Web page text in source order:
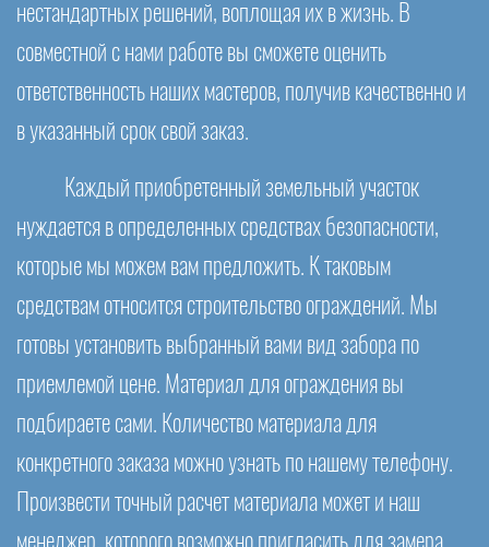
нестандартных решений, воплощая их в жизнь. В
совместной с нами работе вы сможете оценить
ответственность наших мастеров, получив качественно и
в указанный срок свой заказ.
Каждый приобретенный земельный участок
нуждается в определенных средствах безопасности,
которые мы можем вам предложить. К таковым
средствам относится строительство ограждений. Мы
готовы установить выбранный вами вид забора по
приемлемой цене. Материал для ограждения вы
подбираете сами. Количество материала для
конкретного заказа можно узнать по нашему телефону.
Произвести точный расчет материала может и наш